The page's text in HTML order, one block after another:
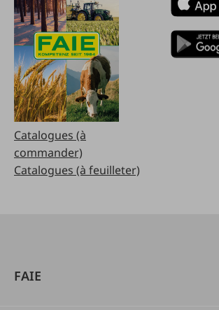
Catalogues (à
commander)
Catalogues (à feuilleter)
FAIE